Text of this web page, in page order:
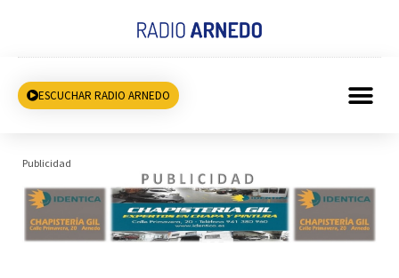
ESCUCHAR RADIO ARNEDO
Publicidad